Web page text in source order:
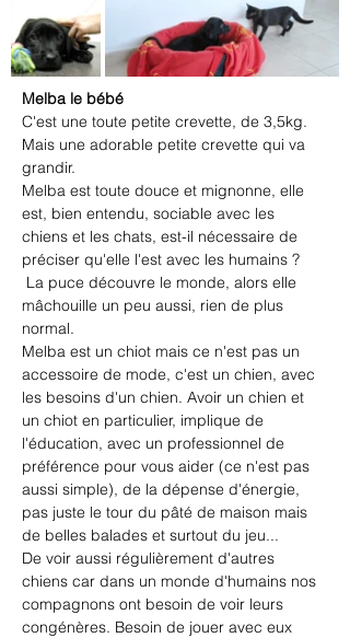
Melba le bébé
C'est une toute petite crevette, de 3,5kg.
Mais une adorable petite crevette qui va
grandir.
Melba est toute douce et mignonne, elle
est, bien entendu, sociable avec les
chiens et les chats, est-il nécessaire de
préciser qu'elle l'est avec les humains ?
La puce découvre le monde, alors elle
mâchouille un peu aussi, rien de plus
normal.
Melba est un chiot mais ce n'est pas un
accessoire de mode, c'est un chien, avec
les besoins d'un chien. Avoir un chien et
un chiot en particulier, implique de
l'éducation, avec un professionnel de
préférence pour vous aider (ce n'est pas
aussi simple), de la dépense d'énergie,
pas juste le tour du pâté de maison mais
de belles balades et surtout du jeu...
De voir aussi régulièrement d'autres
chiens car dans un monde d'humains nos
compagnons ont besoin de voir leurs
congénères. Besoin de jouer avec eux